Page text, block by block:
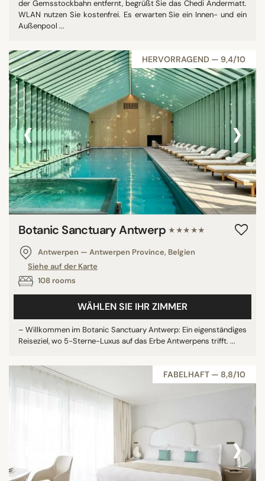
der Gemsstockbahn entfernt, begrüßt Sie das Chedi Andermatt.
WLAN nutzen Sie kostenfrei. Es erwarten Sie ein Innen- und ein
Außenpool ...
HERVORRAGEND — 9,4/10
‹ ›
Botanic Sanctuary Antwerp ★★★★★
Antwerpen — Antwerpen Province, Belgien
Siehe auf der Karte
108 rooms
WÄHLEN SIE IHR ZIMMER
– Willkommen im Botanic Sanctuary Antwerp: Ein eigenständiges
Reiseziel, wo 5-Sterne-Luxus auf das Erbe Antwerpens trifft. ...
FABELHAFT — 8,8/10
›